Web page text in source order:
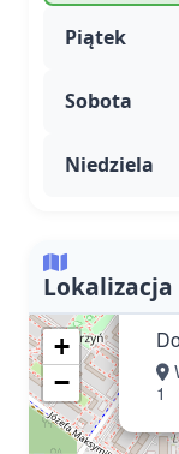
Piątek
Sobota
Niedziela
1
+
−